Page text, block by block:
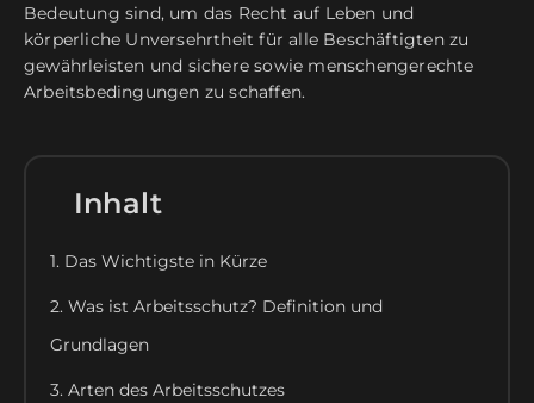
Bedeutung sind, um das Recht auf Leben und
körperliche Unversehrtheit für alle Beschäftigten zu
gewährleisten und sichere sowie menschengerechte
Arbeitsbedingungen zu schaffen.
Inhalt
1. ‍Das Wichtigste in Kürze
2. Was ist Arbeitsschutz? Definition und
Grundlagen
3. ‍Arten des Arbeitsschutzes